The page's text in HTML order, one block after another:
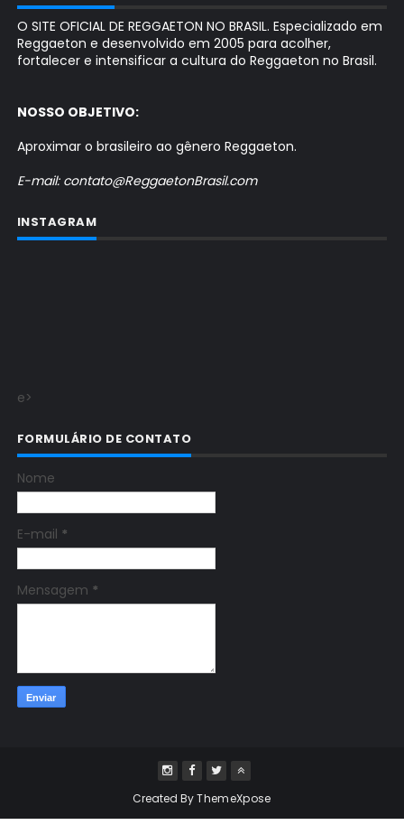
O SITE OFICIAL DE REGGAETON NO BRASIL. Especializado em
Reggaeton e desenvolvido em 2005 para acolher,
fortalecer e intensificar a cultura do Reggaeton no Brasil.
NOSSO OBJETIVO:
Aproximar o brasileiro ao gênero Reggaeton.
E-mail: contato@ReggaetonBrasil.com
INSTAGRAM
e>
FORMULÁRIO DE CONTATO
Nome
E-mail *
Mensagem *
Created ByThemeXpose